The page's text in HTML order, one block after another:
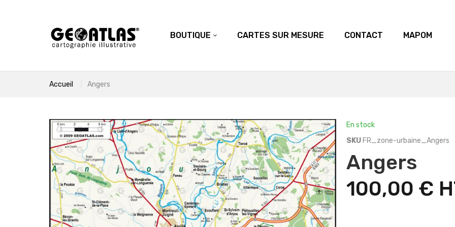
BOUTIQUE CARTES SUR MESURE CONTACT MAPOM
Accueil Angers
En stock
SKU FR_zone-urbaine_Angers
Angers
100,00 €